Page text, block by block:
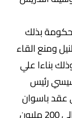
بذلك
ومنع القاء
بناءا علي
رئيس
عقد باسوان